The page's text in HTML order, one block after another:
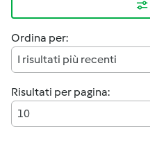
Ordina per:
I risultati più recenti
Risultati per pagina:
10